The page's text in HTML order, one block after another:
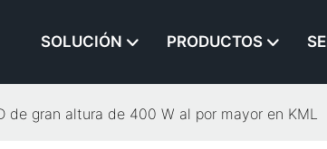
SOLUCIÓN PRODUCTOS
de gran altura de 400 W al por mayor en KML